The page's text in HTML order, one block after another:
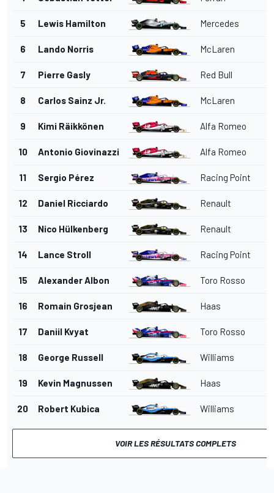
5 Lewis Hamilton Mercedes
6 Lando Norris McLaren
7 Pierre Gasly Red Bull
8 Carlos Sainz Jr. McLaren
9 Kimi Räikkönen Alfa Romeo
10 Antonio Giovinazzi Alfa Romeo
11 Sergio Pérez Racing Point
12 Daniel Ricciardo Renault
13 Nico Hülkenberg Renault
14 Lance Stroll Racing Point
15 Alexander Albon Toro Rosso
16 Romain Grosjean Haas
17 Daniil Kvyat Toro Rosso
18 George Russell Williams
19 Kevin Magnussen Haas
20 Robert Kubica Williams
VOIR LES RÉSULTATS COMPLETS